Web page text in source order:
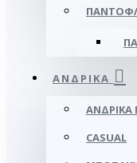
ΑΝΔΡΙΚΆ
ΑΝΔΡΙΚΆ
CASUAL